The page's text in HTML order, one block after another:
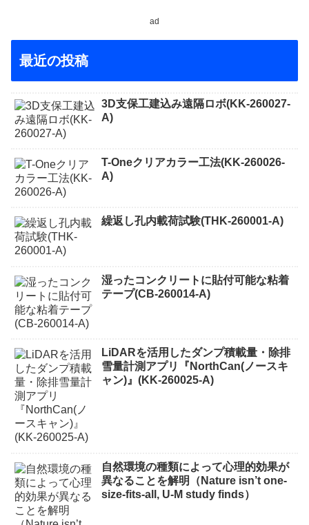
ad
最近の投稿
3D支保工建込み遠隔ロボ(KK-260027-
A)
T-Oneクリアカラー工法(KK-260026-
A)
繰返し孔内載荷試験(THK-260001-A)
湿ったコンクリートに貼付可能な粘着
テープ(CB-260014-A)
LiDARを活用したダンプ積載量・除排
雪量計測アプリ『NorthCan(ノースキ
ャン)』(KK-260025-A)
自然環境の種類によって心理的効果が
異なることを解明（Nature isn’t one-
size-fits-all, U-M study finds）